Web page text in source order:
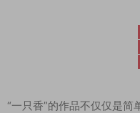
“一只香”的作品不仅仅是